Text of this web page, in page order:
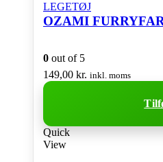
LEGETØJ
OZAMI
0 out of 5
149,00 kr. inkl. moms
Quick
View